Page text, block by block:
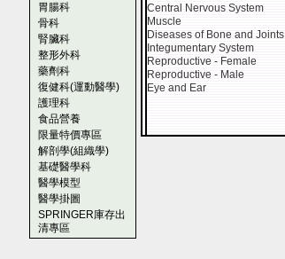
胃腸科
骨科
腎臟科
整形外科
藥劑科
復健科(運動醫學)
護理科
食品營養
限量特價專區
解剖學(組織學)
基礎醫學科
醫學模型
醫學掛圖
SPRINGER庫存出
清專區
Central Nervous System
Muscle
Diseases of Bone and Joints
Integumentary System
Reproductive - Female
Reproductive - Male
Eye and Ear